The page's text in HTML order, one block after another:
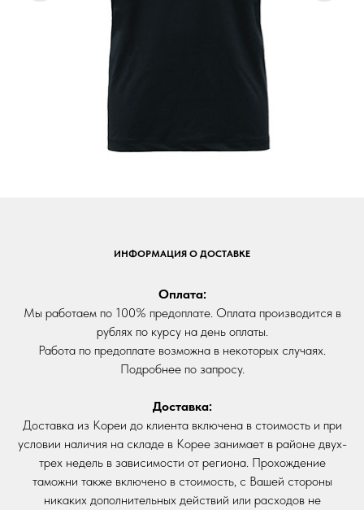
ИНФОРМАЦИЯ О ДОСТАВКЕ
Оплата:
Мы работаем по 100% предоплате. Оплата производится в
рублях по курсу на день оплаты.
Работа по предоплате возможна в некоторых случаях.
Подробнее по запросу.
Доставка:
Доставка из Кореи до клиента включена в стоимость и при
условии наличия на складе в Корее занимает в районе двух-
трех недель в зависимости от региона. Прохождение
таможни также включено в стоимость, с Вашей стороны
никаких дополнительных действий или расходов не